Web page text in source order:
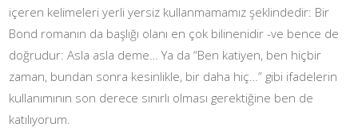
içeren kelimeleri yerli yersiz kullanmamamız şeklindedir: Bir
Bond romanın da başlığı olanı en çok bilinenidir -ve bence de
doğrudur: Asla asla deme… Ya da “Ben katiyen, ben hiçbir
zaman, bundan sonra kesinlikle, bir daha hiç…” gibi ifadelerin
kullanımının son derece sınırlı olması gerektiğine ben de
katılıyorum.